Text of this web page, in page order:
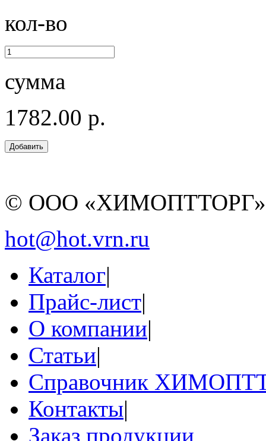
кол-во
сумма
1782.00 р.
© ООО
hot@hot.vrn.ru
Каталог|
Прайс-лист|
О компании|
Статьи|
Справочник
Контакты|
Заказ продукции